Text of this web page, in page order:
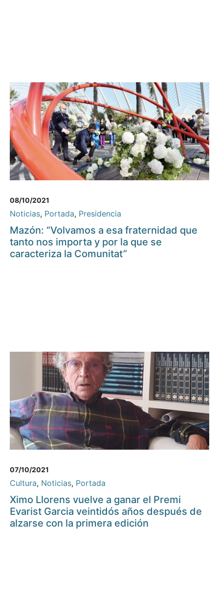
08/10/2021
Noticias, Portada, Presidencia
Mazón: “Volvamos a esa fraternidad que
tanto nos importa y por la que se
caracteriza la Comunitat”
07/10/2021
Cultura, Noticias, Portada
Ximo Llorens vuelve a ganar el Premi
Evarist Garcia veintidós años después de
alzarse con la primera edición